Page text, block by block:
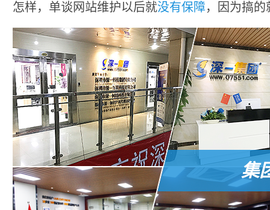
怎样，单谈网站维护以后就没有保障，因为搞
集